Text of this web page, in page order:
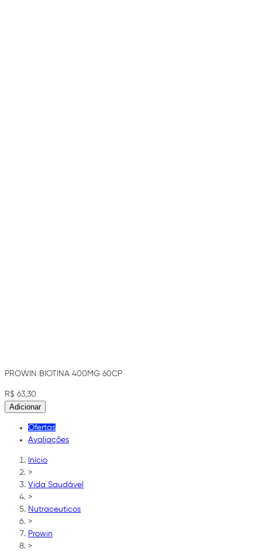
PROWIN BIOTINA 400MG 60CP
R$ 63,30
Adicionar
Ofertas
Avaliações
Início
>
Vida Saudável
>
Nutraceuticos
>
Prowin
>